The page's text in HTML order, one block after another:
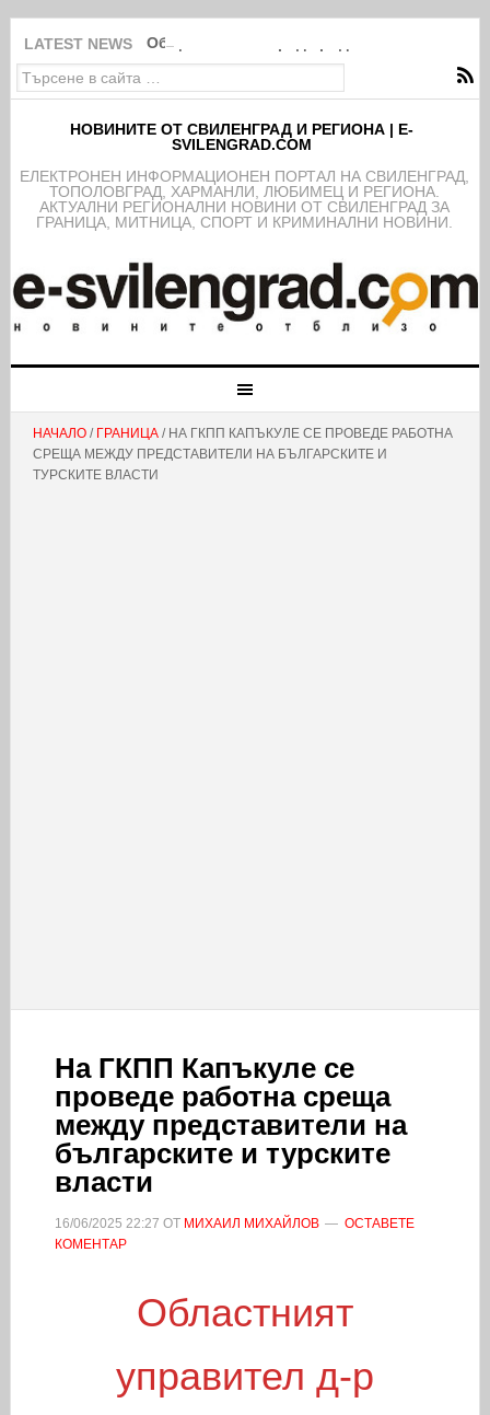
LATEST NEWS Община Свиленград продължава
НОВИНИТЕ ОТ СВИЛЕНГРАД И РЕГИОНА | E-
SVILENGRAD.COM
EЛЕКТРОНЕН ИНФОРМАЦИОНЕН ПОРТАЛ НА СВИЛЕНГРАД,
ТОПОЛОВГРАД, ХАРМАНЛИ, ЛЮБИМЕЦ И РЕГИОНА.
АКТУАЛНИ РЕГИОНАЛНИ НОВИНИ ОТ СВИЛЕНГРАД ЗА
ГРАНИЦА, МИТНИЦА, СПОРТ И КРИМИНАЛНИ НОВИНИ.
НАЧАЛО/ ГРАНИЦА/ НА ГКПП КАПЪКУЛЕ СЕ ПРОВЕДЕ РАБОТНА
СРЕЩА МЕЖДУ ПРЕДСТАВИТЕЛИ НА БЪЛГАРСКИТЕ И
ТУРСКИТЕ ВЛАСТИ
На ГКПП Капъкуле се
проведе работна среща
между представители на
българските и турските
власти
16/06/2025 22:27 ОТ МИХАИЛ МИХАЙЛОВ
ОСТАВЕТЕ
КОМЕНТАР
Областният
управител д-р